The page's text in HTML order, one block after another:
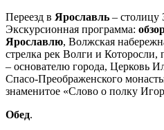
Переезд в Ярославль – столицу
Экскурсионная программа:
Ярославлю, Волжская
стрелка рек Волги и
– основателю города, Церковь
Спасо-Преображенского
знаменитое «Слово о полку
Обед.